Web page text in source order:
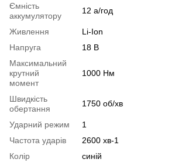
Ємність
аккумулятору
12 а/год
Живлення
Li-Ion
Напруга
18 В
Максимальний
крутний
момент
1000 Нм
Швидкість
обертання
1750 об/хв
Ударний режим
1
Частота ударів
2600 хв-1
Колір
синій